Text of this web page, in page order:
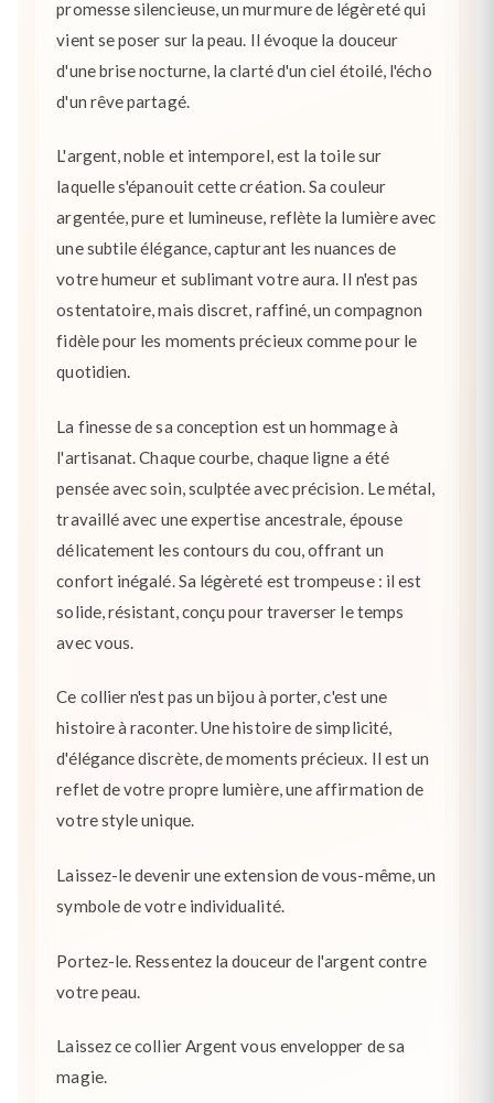
promesse silencieuse, un murmure de légèreté qui
vient se poser sur la peau. Il évoque la douceur
d'une brise nocturne, la clarté d'un ciel étoilé, l'écho
d'un rêve partagé.
L'argent, noble et intemporel, est la toile sur
laquelle s'épanouit cette création. Sa couleur
argentée, pure et lumineuse, reflète la lumière avec
une subtile élégance, capturant les nuances de
votre humeur et sublimant votre aura. Il n'est pas
ostentatoire, mais discret, raffiné, un compagnon
fidèle pour les moments précieux comme pour le
quotidien.
La finesse de sa conception est un hommage à
l'artisanat. Chaque courbe, chaque ligne a été
pensée avec soin, sculptée avec précision. Le métal,
travaillé avec une expertise ancestrale, épouse
délicatement les contours du cou, offrant un
confort inégalé. Sa légèreté est trompeuse : il est
solide, résistant, conçu pour traverser le temps
avec vous.
Ce collier n'est pas un bijou à porter, c'est une
histoire à raconter. Une histoire de simplicité,
d'élégance discrète, de moments précieux. Il est un
reflet de votre propre lumière, une affirmation de
votre style unique.
Laissez-le devenir une extension de vous-même, un
symbole de votre individualité.
Portez-le. Ressentez la douceur de l'argent contre
votre peau.
Laissez ce collier Argent vous envelopper de sa
magie.